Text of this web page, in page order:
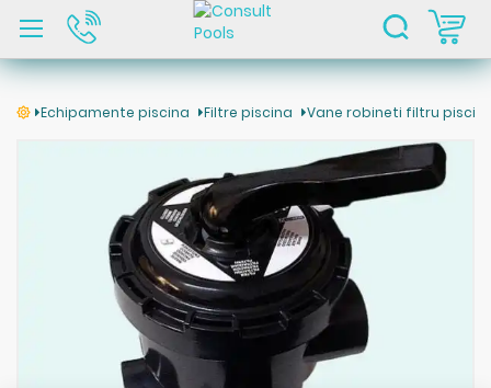
Echipamente piscina Filtre piscina Vane robineti filtru